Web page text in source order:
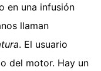
en una infusión
llaman
. El usuario
del motor. Hay un